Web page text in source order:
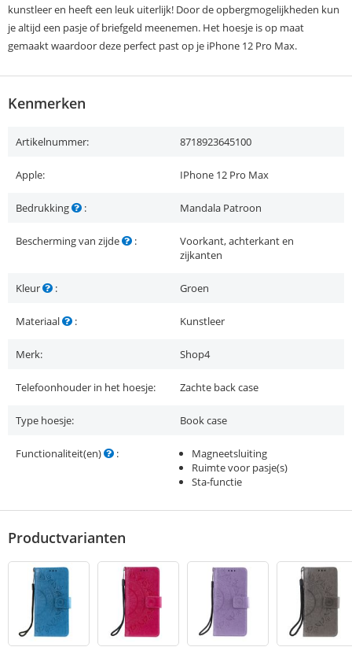
kunstleer en heeft een leuk uiterlijk! Door de opbergmogelijkheden kun
je altijd een pasje of briefgeld meenemen. Het hoesje is op maat
gemaakt waardoor deze perfect past op je iPhone 12 Pro Max.
Kenmerken
Artikelnummer: 8718923645100
Apple: IPhone 12 Pro Max
Bedrukking : Mandala Patroon
Bescherming van zijde :
Voorkant, achterkant en
zijkanten
Kleur : Groen
Materiaal : Kunstleer
Merk: Shop4
Telefoonhouder in het hoesje: Zachte back case
Type hoesje: Book case
Functionaliteit(en) :
Magneetsluiting
Ruimte voor pasje(s)
Sta-functie
Productvarianten